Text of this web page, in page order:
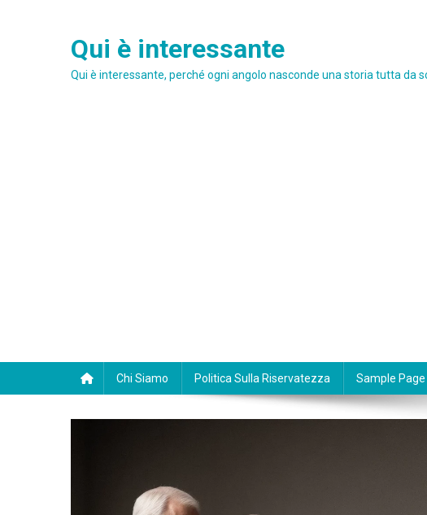
Qui è interessante
Qui è interessante, perché ogni angolo nasconde una storia tutta da
Chi Siamo Politica Sulla Riservatezza Sample Page